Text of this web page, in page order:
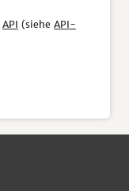
API (siehe API-